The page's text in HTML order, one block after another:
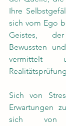
Ihre
sich vom Ego
Geistes,
Bewussten
Sich von
Erwartungen
sich von